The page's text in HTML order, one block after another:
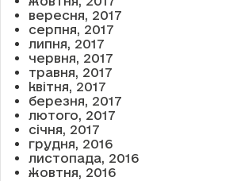
вересня, 2017
серпня, 2017
липня, 2017
червня, 2017
травня, 2017
квітня, 2017
березня, 2017
лютого, 2017
січня, 2017
грудня, 2016
листопада, 2016
жовтня, 2016